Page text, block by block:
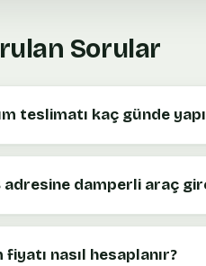
Sorular
teslimatı kaç günde
adresine damperli araç
nasıl hesaplanır?